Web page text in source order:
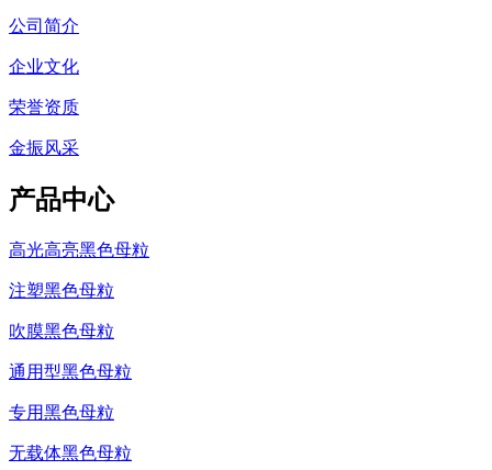
公司简介
企业文化
荣誉资质
金振风采
产品中心
高光高亮黑色母粒
注塑黑色母粒
吹膜黑色母粒
通用型黑色母粒
专用黑色母粒
无载体黑色母粒